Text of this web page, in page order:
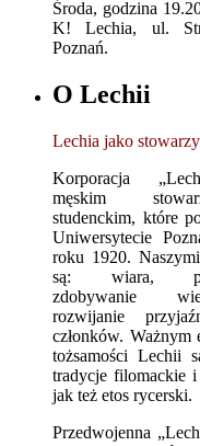
Środa, godzina
K! Lechia, ul.
Poznań.
O Lechii
Lechia jako
Korporacja
męskim
studenckim, które
Uniwersytecie
roku 1920.
są: wiara,
zdobywanie
rozwijanie
członków. Ważnym
tożsamości Lechii
tradycje filomackie
jak też etos rycerski.
Przedwojenna